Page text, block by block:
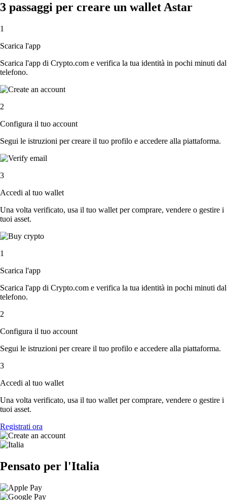
3 passaggi per creare un wallet Astar
1
Scarica l'app
Scarica l'app di Crypto.com e verifica la tua identità in pochi minuti dal
telefono.
2
Configura il tuo account
Segui le istruzioni per creare il tuo profilo e accedere alla piattaforma.
3
Accedi al tuo wallet
Una volta verificato, usa il tuo wallet per comprare, vendere o gestire i
tuoi asset.
1
Scarica l'app
Scarica l'app di Crypto.com e verifica la tua identità in pochi minuti dal
telefono.
2
Configura il tuo account
Segui le istruzioni per creare il tuo profilo e accedere alla piattaforma.
3
Accedi al tuo wallet
Una volta verificato, usa il tuo wallet per comprare, vendere o gestire i
tuoi asset.
Registrati ora
Pensato per l'Italia